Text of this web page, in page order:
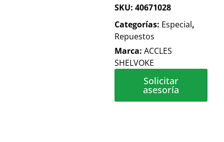
SKU: 40671028
Categorías: Especial,
Repuestos
Marca: ACCLES
SHELVOKE
Solicitar
asesoría